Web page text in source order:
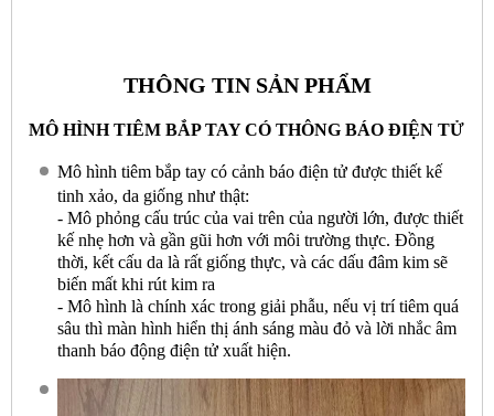
THÔNG TIN SẢN PHẨM
MÔ HÌNH TIÊM BẮP TAY CÓ THÔNG BÁO ĐIỆN TỬ
Mô hình tiêm bắp tay có cảnh báo điện tử được thiết kế
tinh xảo, da giống như thật:
- Mô phỏng cấu trúc của vai trên của người lớn, được thiết
kế nhẹ hơn và gần gũi hơn với môi trường thực. Đồng
thời, kết cấu da là rất giống thực, và các dấu đâm kim sẽ
biến mất khi rút kim ra
- Mô hình là chính xác trong giải phẫu, nếu vị trí tiêm quá
sâu thì màn hình hiển thị ánh sáng màu đỏ và lời nhắc âm
thanh báo động điện tử xuất hiện.